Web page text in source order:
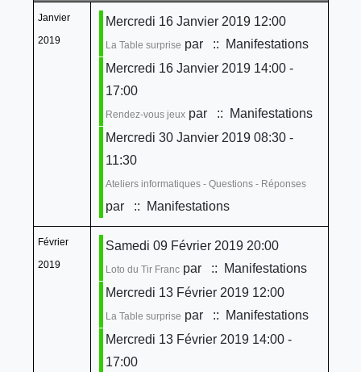
Janvier
2019
Mercredi 16 Janvier 2019 12:00
La Table surprise par
:: Manifestations
Mercredi 16 Janvier 2019 14:00 -
17:00
Rendez-vous jeuxpar
:: Manifestations
Mercredi 30 Janvier 2019 08:30 -
11:30
Ateliers informatiques - Questions - Réponses
par :: Manifestations
Février
2019
Samedi 09 Février 2019 20:00
Loto du Tir Francpar
:: Manifestations
Mercredi 13 Février 2019 12:00
La Table surprise par
:: Manifestations
Mercredi 13 Février 2019 14:00 -
17:00